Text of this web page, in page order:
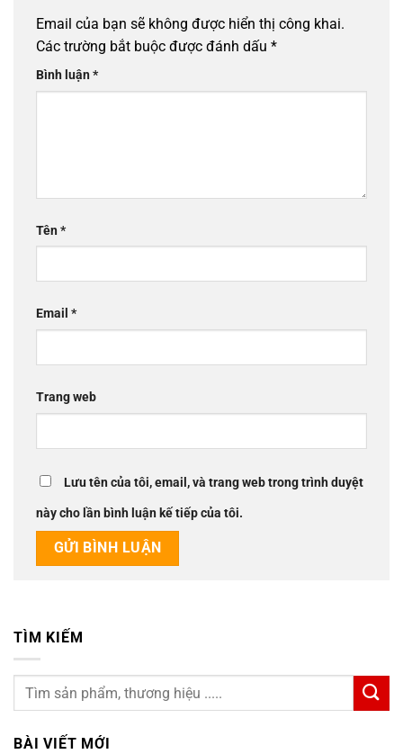
Email của bạn sẽ không được hiển thị công khai.
Các trường bắt buộc được đánh dấu *
Bình luận*
Tên*
Email *
Trang web
Lưu tên của tôi, email, và trang web trong trình duyệt
này cho lần bình luận kế tiếp của tôi.
TÌM KIẾM
BÀI VIẾT MỚI